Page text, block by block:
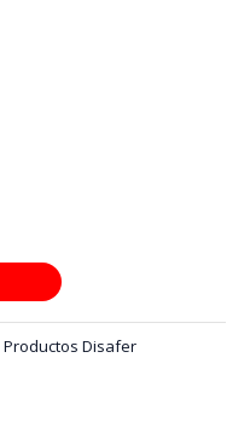
Productos Disafer